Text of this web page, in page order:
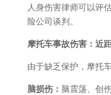
人身伤害律师可以评
险公司谈判。
摩托车事故伤害：近
由于缺乏保护，摩托
脑损伤： 脑震荡、创